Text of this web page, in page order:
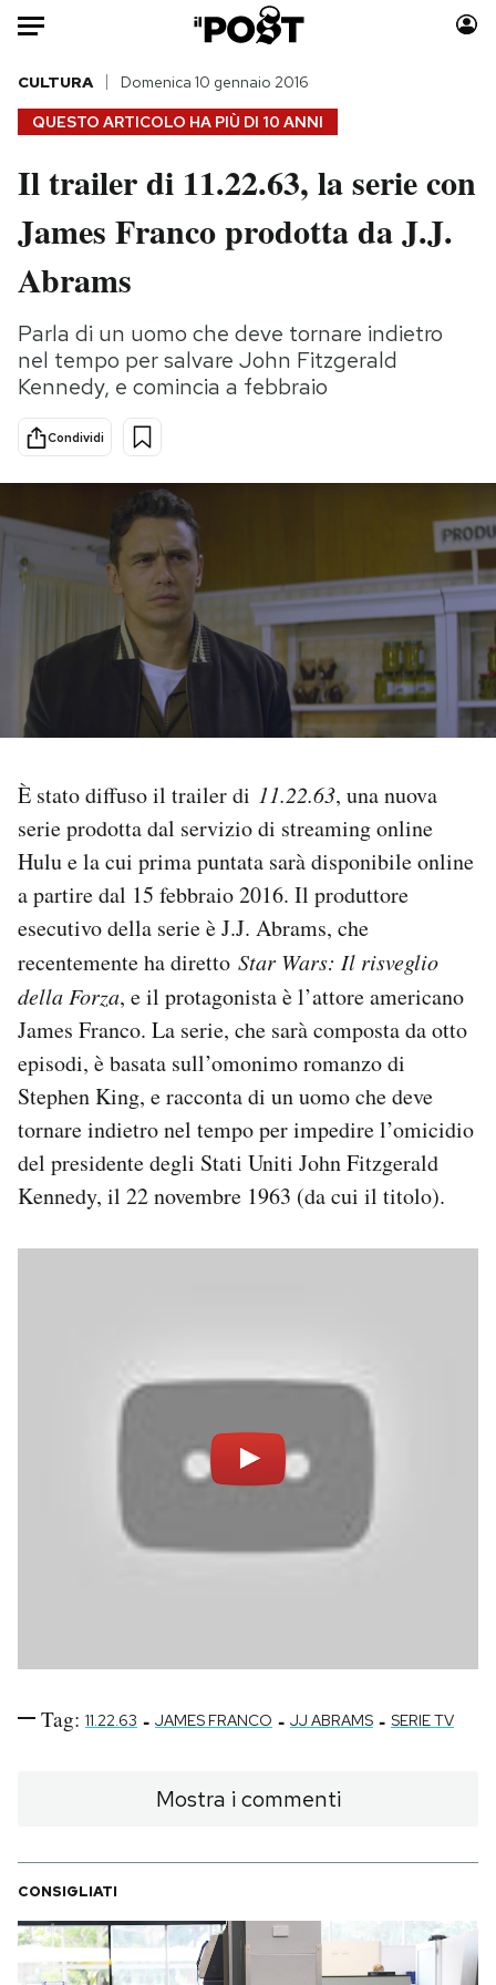
Auto
HOME
Italia
Politica
Tecnologia
Scienza
Cultura
Sport
Moda
Consumismi
Media
Europa
PODCAST
NEWSLETTER
I MIEI PREFERITI
CALENDARIO
AREA PERSONALE
Area Personale
Notifiche mobile
Regala il Post
Hai bisogno di aiuto?
Esci
QUESTO ARTICOLO HA PIÙ DI 10 ANNI
CULTURA Domenica 10 gennaio 2016
Il trailer di 11.22.63, la serie con
James Franco prodotta da J.J.
Abrams
Parla di un uomo che deve tornare indietro
nel tempo per salvare John Fitzgerald
Kennedy, e comincia a febbraio
Condividi
È stato diffuso il trailer di 11.22.63, una nuova
serie prodotta dal servizio di streaming online
Hulu e la cui prima puntata sarà disponibile online
a partire dal 15 febbraio 2016. Il produttore
esecutivo della serie è J.J. Abrams, che
recentemente ha diretto Star Wars: Il risveglio
della Forza, e il protagonista è l’attore americano
James Franco. La serie, che sarà composta da otto
episodi, è basata sull’omonimo romanzo di
Stephen King, e racconta di un uomo che deve
tornare indietro nel tempo per impedire l’omicidio
del presidente degli Stati Uniti John Fitzgerald
Kennedy, il 22 novembre 1963 (da cui il titolo).
Tag: 11.22.63 - JAMES FRANCO - JJ ABRAMS - SERIE TV
Mostra i commenti
CONSIGLIATI